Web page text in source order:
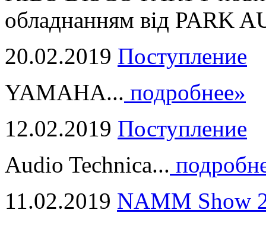
обладнанням від PARK
20.02.2019 Поступление
YAMAHA... подробнее»
12.02.2019 Поступление
Audio Technica...
11.02.2019 NAMM Show